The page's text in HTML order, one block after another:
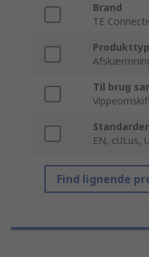
Brand
TE
Til brug
EN, cULus,
Find lignende